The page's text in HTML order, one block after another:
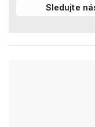
Sledujte